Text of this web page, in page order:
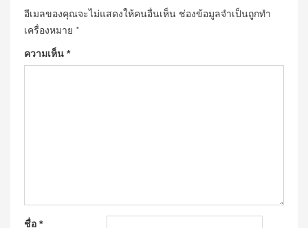
อีเมลของคุณจะไม่แสดงให้คนอื่นเห็น ช่องข้อมูลจำเป็นถูกทำ
เครื่องหมาย *
ความเห็น *
ชื่อ *